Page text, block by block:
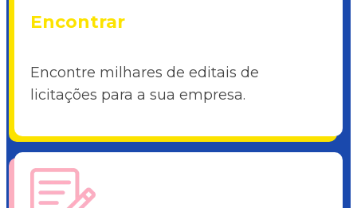
Encontrar
Encontre milhares de editais de
licitações para a sua empresa.